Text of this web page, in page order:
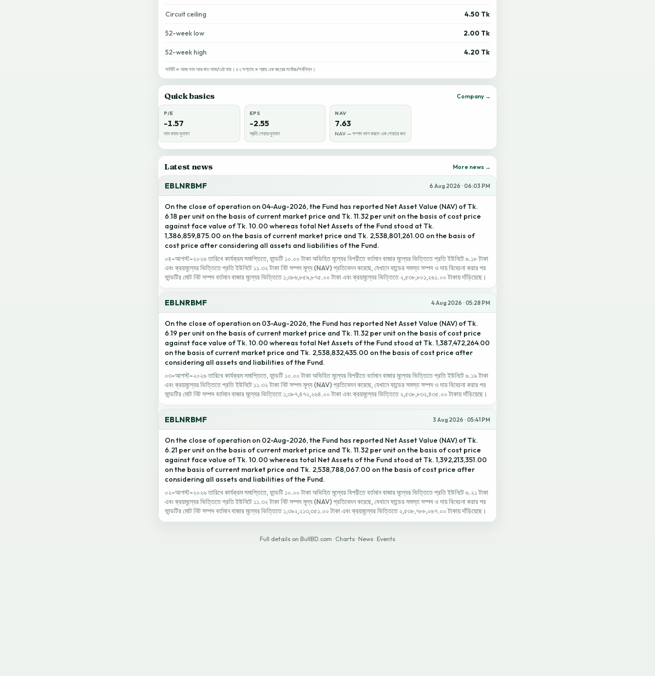
Circuit ceiling 4.50 Tk
52-week low 2.00 Tk
52-week high 4.20 Tk
সার্কিট = আজ দাম আর কত নামা/ওঠা যায়। ৫২ সপ্তাহ = প্রায় এক বছরের সর্বোচ্চ/সর্বনিম্ন।
Quick basics Company →
P/E
-1.57
দাম বনাম মুনাফা
EPS
-2.55
প্রতি শেয়ার মুনাফা
NAV
7.63
NAV — সম্পদ ভাগ করলে এক শেয়ারে কত
Latest news More news →
EBLNRBMF 6 Aug 2026 · 06:03 PM
On the close of operation on 04-Aug-2026, the Fund has reported Net Asset Value (NAV) of Tk.
6.18 per unit on the basis of current market price and Tk. 11.32 per unit on the basis of cost price
against face value of Tk. 10.00 whereas total Net Assets of the Fund stood at Tk.
1,386,859,875.00 on the basis of current market price and Tk. 2,538,801,261.00 on the basis of
cost price after considering all assets and liabilities of the Fund.
০৪-আগস্ট-২০২৬ তারিখে কার্যক্রম সমাপ্তিতে, ফান্ডটি ১০.০০ টাকা অভিহিত মূল্যের বিপরীতে বর্তমান বাজার মূল্যের ভিত্তিতে প্রতি ইউনিটে ৬.১৮ টাকা
এবং ক্রয়মূল্যের ভিত্তিতে প্রতি ইউনিটে ১১.৩২ টাকা নিট সম্পদ মূল্য (NAV) প্রতিবেদন করেছে, যেখানে ফান্ডের সমস্ত সম্পদ ও দায় বিবেচনা করার পর
ফান্ডটির মোট নিট সম্পদ বর্তমান বাজার মূল্যের ভিত্তিতে ১,৩৮৬,৮৫৯,৮৭৫.০০ টাকা এবং ক্রয়মূল্যের ভিত্তিতে ২,৫৩৮,৮০১,২৬১.০০ টাকায় দাঁড়িয়েছে।
EBLNRBMF 4 Aug 2026 · 05:28 PM
On the close of operation on 03-Aug-2026, the Fund has reported Net Asset Value (NAV) of Tk.
6.19 per unit on the basis of current market price and Tk. 11.32 per unit on the basis of cost price
against face value of Tk. 10.00 whereas total Net Assets of the Fund stood at Tk. 1,387,472,264.00
on the basis of current market price and Tk. 2,538,832,435.00 on the basis of cost price after
considering all assets and liabilities of the Fund.
০৩-আগস্ট-২০২৬ তারিখে কার্যক্রম সমাপ্তিতে, ফান্ডটি ১০.০০ টাকা অভিহিত মূল্যের বিপরীতে বর্তমান বাজার মূল্যের ভিত্তিতে প্রতি ইউনিটে ৬.১৯ টাকা
এবং ক্রয়মূল্যের ভিত্তিতে প্রতি ইউনিটে ১১.৩২ টাকা নিট সম্পদ মূল্য (NAV) প্রতিবেদন করেছে, যেখানে ফান্ডের সমস্ত সম্পদ ও দায় বিবেচনা করার পর
ফান্ডটির মোট নিট সম্পদ বর্তমান বাজার মূল্যের ভিত্তিতে ১,৩৮৭,৪৭২,২৬৪.০০ টাকা এবং ক্রয়মূল্যের ভিত্তিতে ২,৫৩৮,৮৩২,৪৩৫.০০ টাকায় দাঁড়িয়েছে।
EBLNRBMF 3 Aug 2026 · 05:41 PM
On the close of operation on 02-Aug-2026, the Fund has reported Net Asset Value (NAV) of Tk.
6.21 per unit on the basis of current market price and Tk. 11.32 per unit on the basis of cost price
against face value of Tk. 10.00 whereas total Net Assets of the Fund stood at Tk. 1,392,213,351.00
on the basis of current market price and Tk. 2,538,788,067.00 on the basis of cost price after
considering all assets and liabilities of the Fund.
০২-আগস্ট-২০২৬ তারিখে কার্যক্রম সমাপ্তিতে, ফান্ডটি ১০.০০ টাকা অভিহিত মূল্যের বিপরীতে বর্তমান বাজার মূল্যের ভিত্তিতে প্রতি ইউনিটে ৬.২১ টাকা
এবং ক্রয়মূল্যের ভিত্তিতে প্রতি ইউনিটে ১১.৩২ টাকা নিট সম্পদ মূল্য (NAV) প্রতিবেদন করেছে, যেখানে ফান্ডের সমস্ত সম্পদ ও দায় বিবেচনা করার পর
ফান্ডটির মোট নিট সম্পদ বর্তমান বাজার মূল্যের ভিত্তিতে ১,৩৯২,২১৩,৩৫১.০০ টাকা এবং ক্রয়মূল্যের ভিত্তিতে ২,৫৩৮,৭৮৮,০৬৭.০০ টাকায় দাঁড়িয়েছে।
Full details on BullBD.com · Charts · News · Events